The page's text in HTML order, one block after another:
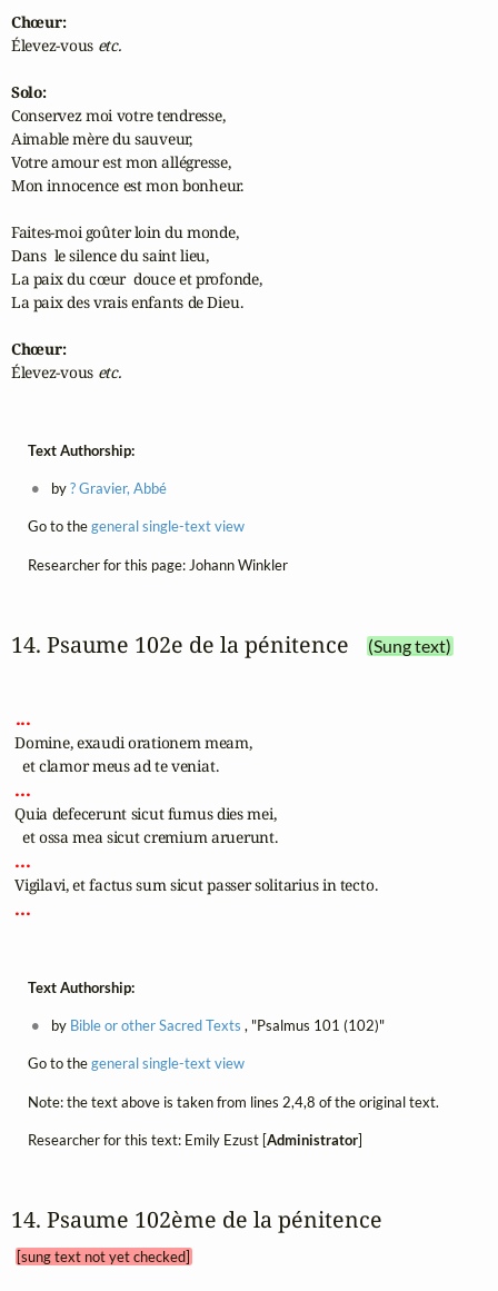
Chœur:
Élevez-vous etc.
Solo:
Conservez moi votre tendresse,
Aimable mère du sauveur,
Votre amour est mon allégresse,
Mon innocence est mon bonheur.
Faites-moi goûter loin du monde,
Dans  le silence du saint lieu,
La paix du cœur  douce et profonde,
La paix des vrais enfants de Dieu.
Chœur:
Élevez-vous etc.
Text Authorship:
by? Gravier, Abbé
Go to thegeneral single-text view
Researcher for this page: Johann Winkler
14. Psaume 102e de la pénitence (Sung text)
...
Domine, exaudi orationem meam,
   et clamor meus ad te veniat.
...
Quia defecerunt sicut fumus dies mei,
   et ossa mea sicut cremium aruerunt.
...
Vigilavi, et factus sum sicut passer solitarius in tecto.
...
Text Authorship:
by Bible or other Sacred Texts , "Psalmus 101 (102)"
Go to thegeneral single-text view
Note: the text above is taken from lines 2,4,8 of the original text.
Researcher for this text: Emily Ezust [Administrator]
14. Psaume 102ème de la pénitence
[sung text not yet checked]